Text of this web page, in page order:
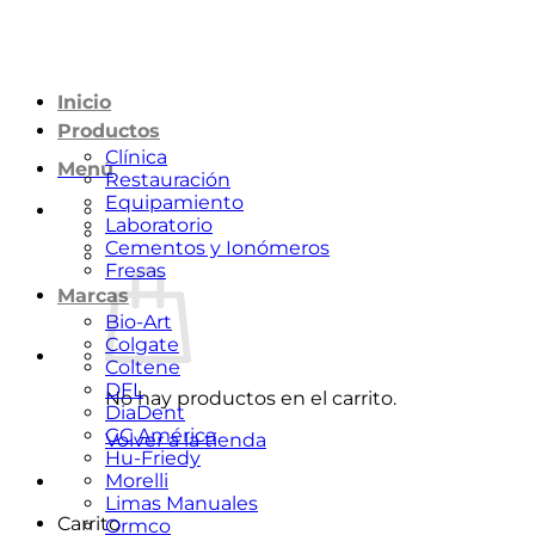
Menú
No hay productos en el carrito.
Volver a la tienda
Carrito
Inicio
Productos
Clínica
Restauración
Equipamiento
Laboratorio
Cementos y Ionómeros
Fresas
Marcas
Bio-Art
Colgate
Coltene
DFL
DiaDent
GC América
Hu-Friedy
Morelli
Limas Manuales
Ormco